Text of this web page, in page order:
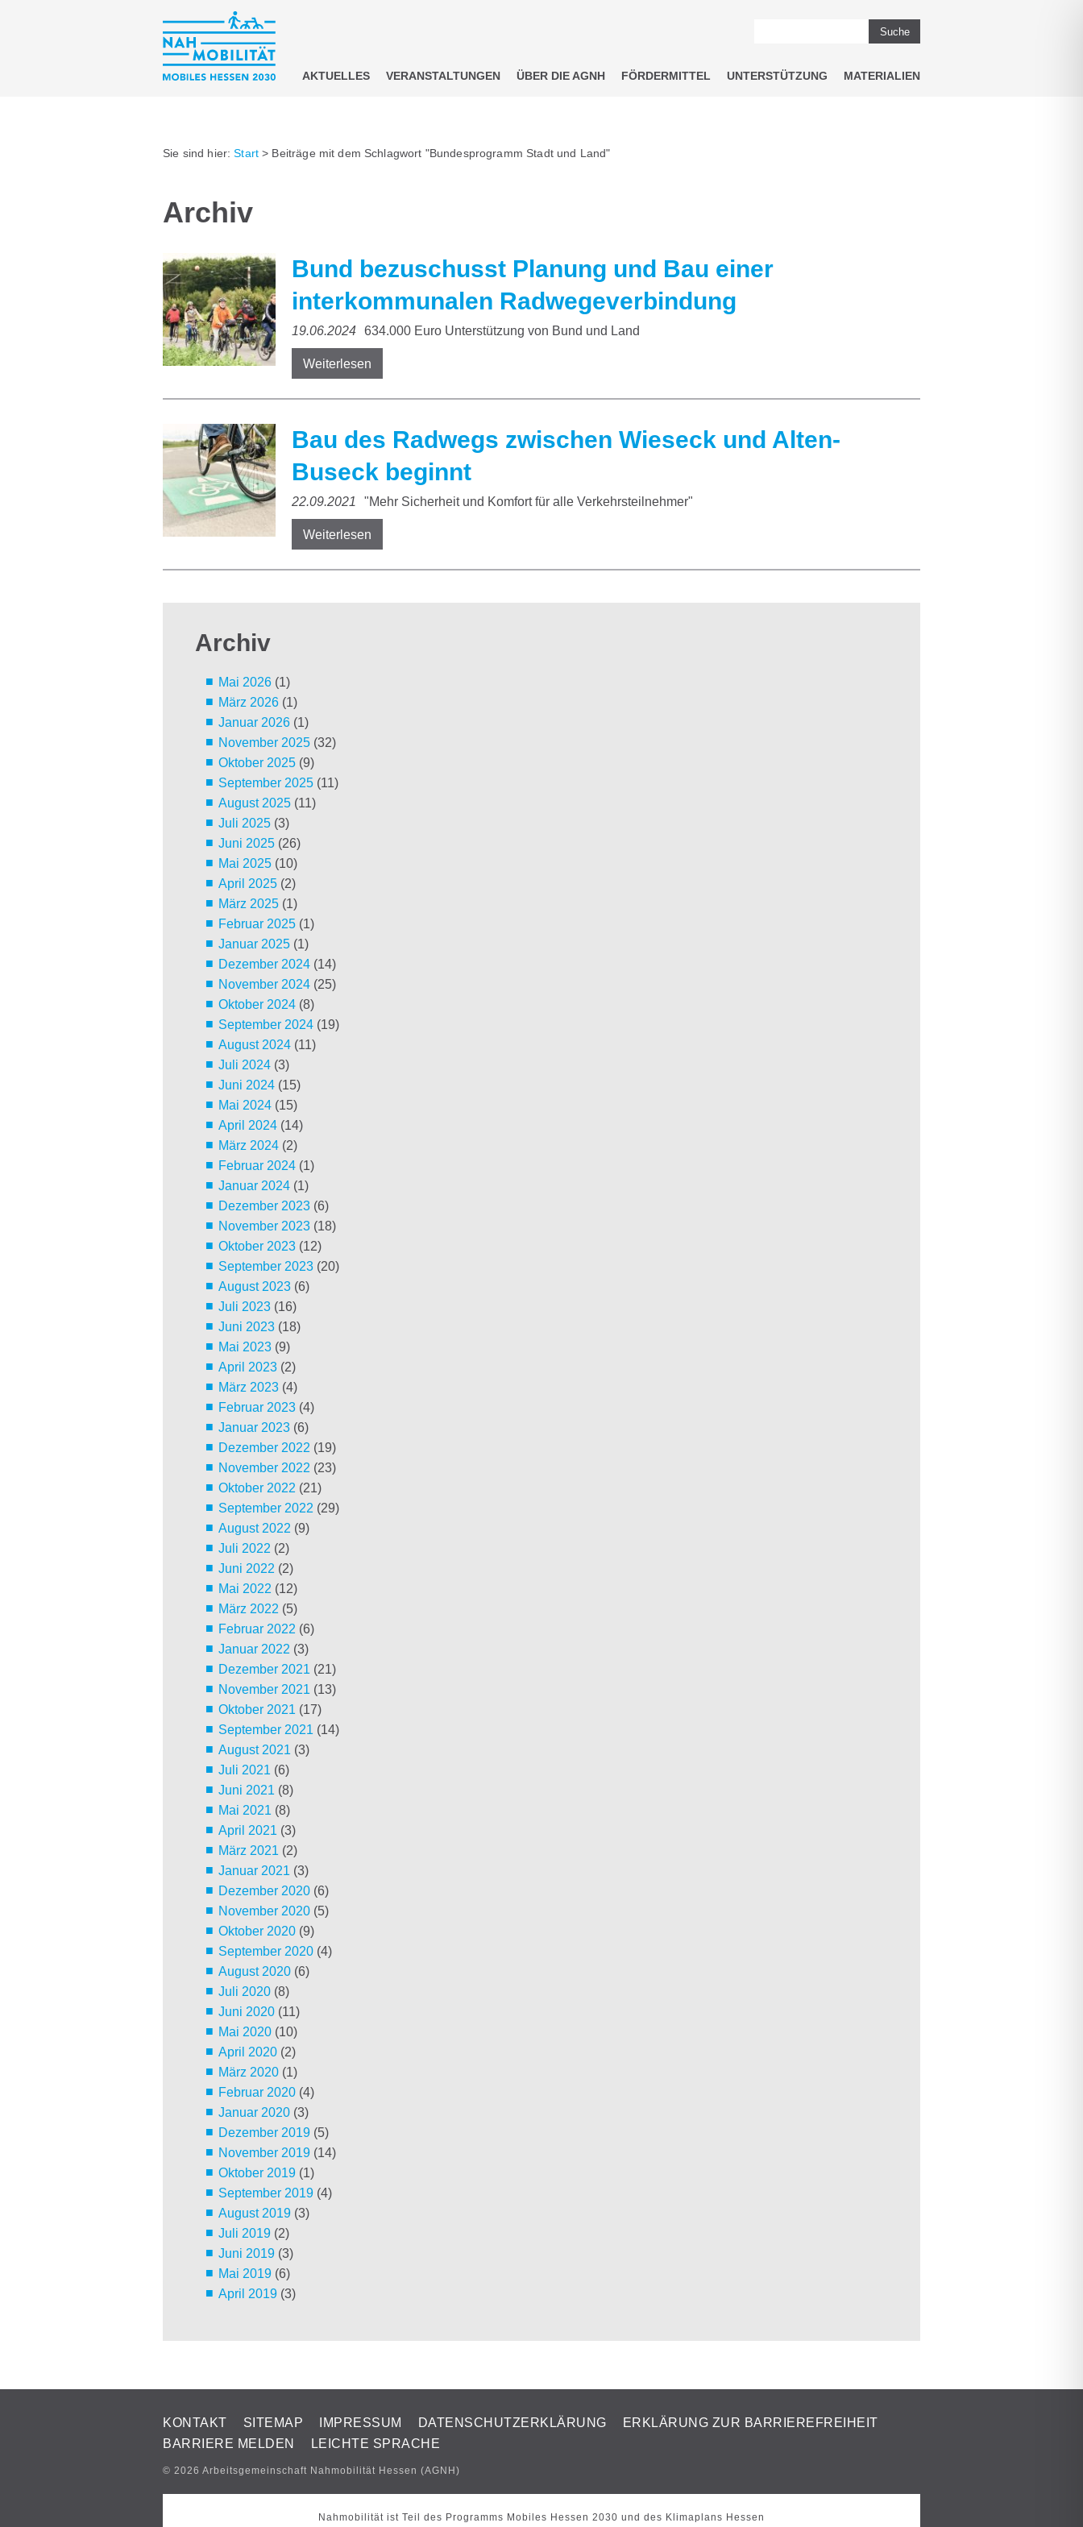
Suche
AKTUELLES VERANSTALTUNGEN ÜBER DIE AGNH FÖRDERMITTEL UNTERSTÜTZUNG MATERIALIEN
Sie sind hier:Start > Beiträge mit dem Schlagwort "Bundesprogramm Stadt und Land"
Archiv
Bund bezuschusst Planung und Bau einer
interkommunalen Radwegeverbindung
19.06.2024 634.000 Euro Unterstützung von Bund und Land
Weiterlesen
Bau des Radwegs zwischen Wieseck und Alten-
Buseck beginnt
22.09.2021 "Mehr Sicherheit und Komfort für alle Verkehrsteilnehmer"
Weiterlesen
Archiv
Mai 2026(1)
März 2026(1)
Januar 2026(1)
November 2025(32)
Oktober 2025(9)
September 2025(11)
August 2025(11)
Juli 2025(3)
Juni 2025(26)
Mai 2025(10)
April 2025(2)
März 2025(1)
Februar 2025(1)
Januar 2025(1)
Dezember 2024(14)
November 2024(25)
Oktober 2024(8)
September 2024(19)
August 2024(11)
Juli 2024(3)
Juni 2024(15)
Mai 2024(15)
April 2024(14)
März 2024(2)
Februar 2024(1)
Januar 2024(1)
Dezember 2023(6)
November 2023(18)
Oktober 2023(12)
September 2023(20)
August 2023(6)
Juli 2023(16)
Juni 2023(18)
Mai 2023(9)
April 2023(2)
März 2023(4)
Februar 2023(4)
Januar 2023(6)
Dezember 2022 (19)
November 2022 (23)
Oktober 2022 (21)
September 2022 (29)
August 2022 (9)
Juli 2022 (2)
Juni 2022 (2)
Mai 2022 (12)
März 2022 (5)
Februar 2022 (6)
Januar 2022 (3)
Dezember 2021 (21)
November 2021 (13)
Oktober 2021 (17)
September 2021 (14)
August 2021 (3)
Juli 2021 (6)
Juni 2021 (8)
Mai 2021 (8)
April 2021 (3)
März 2021 (2)
Januar 2021 (3)
Dezember 2020(6)
November 2020(5)
Oktober 2020(9)
September 2020(4)
August 2020(6)
Juli 2020(8)
Juni 2020(11)
Mai 2020(10)
April 2020(2)
März 2020(1)
Februar 2020(4)
Januar 2020(3)
Dezember 2019(5)
November 2019(14)
Oktober 2019(1)
September 2019(4)
August 2019(3)
Juli 2019(2)
Juni 2019(3)
Mai 2019(6)
April 2019(3)
KONTAKT SITEMAP IMPRESSUM DATENSCHUTZERKLÄRUNG
ERKLÄRUNG ZUR BARRIEREFREIHEIT
BARRIERE MELDEN
LEICHTE SPRACHE
© 2026 Arbeitsgemeinschaft Nahmobilität Hessen (AGNH)
Nahmobilität ist Teil des Programms Mobiles Hessen 2030 und des Klimaplans Hessen